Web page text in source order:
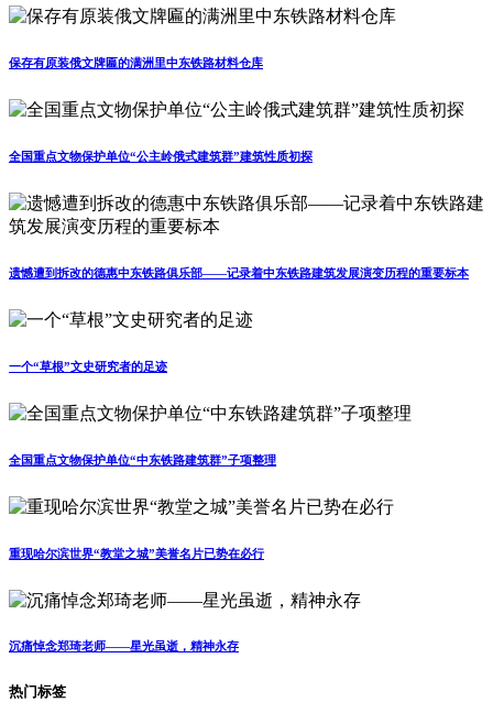
保存有原装俄文牌匾的满洲里中东铁路材料仓库
全国重点文物保护单位“公主岭俄式建筑群”建筑性质初探
遗憾遭到拆改的德惠中东铁路俱乐部——记录着中东铁路建筑发展演变历程的重要标本
一个“草根”文史研究者的足迹
全国重点文物保护单位“中东铁路建筑群”子项整理
重现哈尔滨世界“教堂之城”美誉名片已势在必行
沉痛悼念郑琦老师——星光虽逝，精神永存
热门标签